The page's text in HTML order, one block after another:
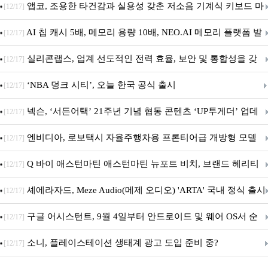
특집(1-4편)
[12/17] 앱코, 조용한 타건감과 실용성 갖춘 저소음 기계식 키보드 마
우스 세트 'KM580' 출시
[12/17] AI 칩 캐시 5배, 메모리 용량 10배, NEO.AI 메모리 플랫폼 발
표
[12/17] 실리콘랩스, 업계 선도적인 전력 효율, 보안 및 통합성을 갖
춘 초저전력 블루투스 LE SoC ‘BG2B’ 공개
[12/17] ‘NBA 덩크 시티’, 오늘 한국 공식 출시
[12/17] 넥슨, ‘서든어택’ 21주년 기념 협동 콘텐츠 ‘UP투게더’ 업데
이트
[12/17] 엔비디아, 로보택시 자율주행차용 프론티어급 개방형 모델
‘알파마요 2 슈퍼’ 상업적 이용 가능
[12/17] Q 바이 애스턴마틴 애스턴마틴 뉴포트 비치, 브랜드 헤리티
지 담은 ‘헤리티지 에디션 컬렉션’ 공개
[12/17] 셰에라자드, Meze Audio(메제 오디오) 'ARTA' 국내 정식 출시
[12/17] 구글 어시스턴트, 9월 4일부터 안드로이드 및 웨어 OS서 순
차 서비스 종료
[12/17] 소니, 플레이스테이션 생태계 광고 도입 준비 중?